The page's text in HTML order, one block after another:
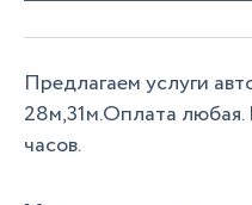
Предлагаем услуги
28м,31м.Оплата
часов.